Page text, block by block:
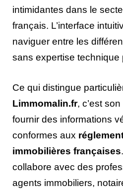
intimidantes dans le
français. L’interface
naviguer entre les
sans expertise technique
Ce qui distingue
Limmomalin.fr, c’est
fournir des informations
conformes aux
immobilières françaises
collabore avec des
agents immobiliers,